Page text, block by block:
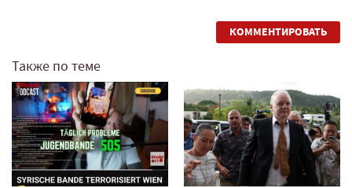
КОММЕНТИРОВАТЬ
Также по теме